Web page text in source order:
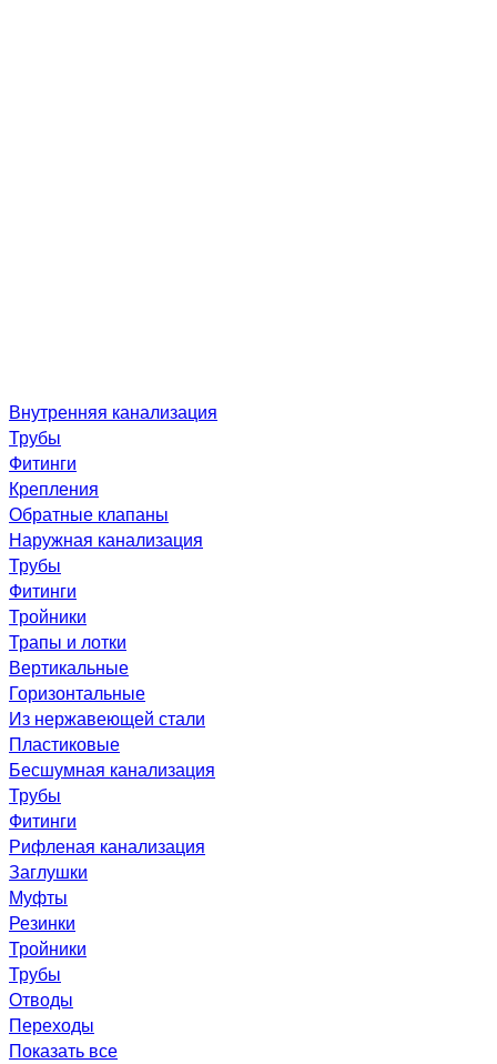
Внутренняя канализация
Трубы
Фитинги
Крепления
Обратные клапаны
Наружная канализация
Трубы
Фитинги
Тройники
Трапы и лотки
Вертикальные
Горизонтальные
Из нержавеющей стали
Пластиковые
Бесшумная канализация
Трубы
Фитинги
Рифленая канализация
Заглушки
Муфты
Резинки
Тройники
Трубы
Отводы
Переходы
Показать все